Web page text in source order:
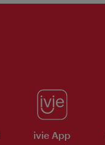
ivie App